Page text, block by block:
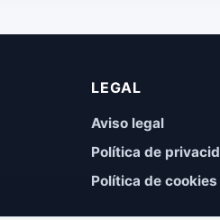
LEGAL
Aviso legal
Política de
Política de cookies